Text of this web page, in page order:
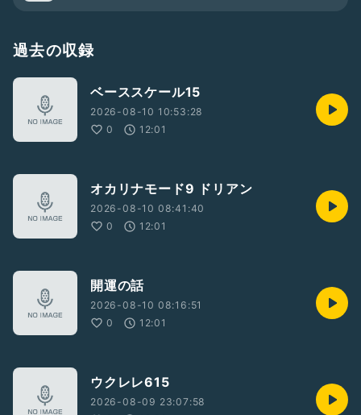
過去の収録
ベーススケール15
2026-08-10 10:53:28
0
12:01
オカリナモード9 ドリアン
2026-08-10 08:41:40
0
12:01
開運の話
2026-08-10 08:16:51
0
12:01
ウクレレ615
2026-08-09 23:07:58